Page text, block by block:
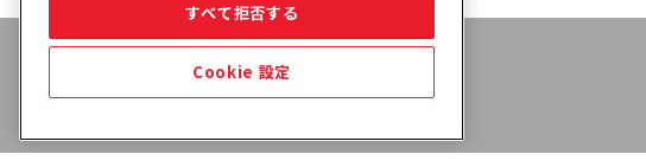
すべて拒否する
Cookie 設定